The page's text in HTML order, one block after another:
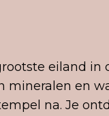
eiland
mineralen en
na. Je